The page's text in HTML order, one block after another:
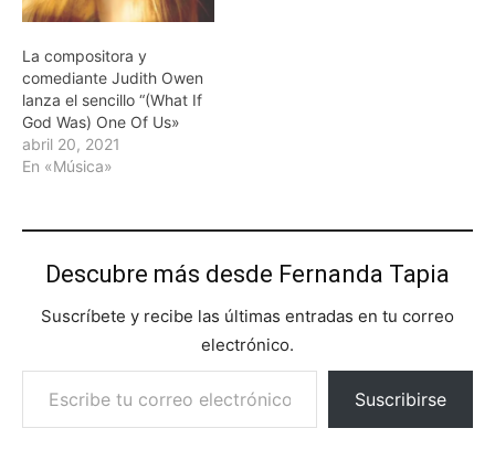
La compositora y
comediante Judith Owen
lanza el sencillo “(What If
God Was) One Of Us»
abril 20, 2021
En «Música»
Descubre más desde Fernanda Tapia
Suscríbete y recibe las últimas entradas en tu correo
electrónico.
Escribe tu correo electrónico…
Suscribirse